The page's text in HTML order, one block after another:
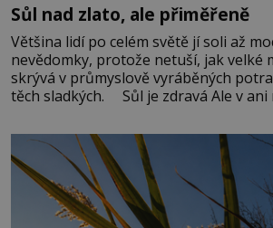
Sůl nad zlato, ale přiměřeně
Většina lidí po celém světě jí soli až
nevědomky, protože netuší, jak velké
skrývá v průmyslově vyráběných
těch sladkých. Sůl je zdravá Ale v
základní složky– sodík a chlór – jsou
správné hospodaření